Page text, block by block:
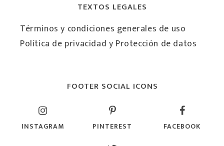
TEXTOS LEGALES
Términos y condiciones generales de uso
Política de privacidad y Protección de datos
FOOTER SOCIAL ICONS
INSTAGRAM PINTEREST FACEBOOK